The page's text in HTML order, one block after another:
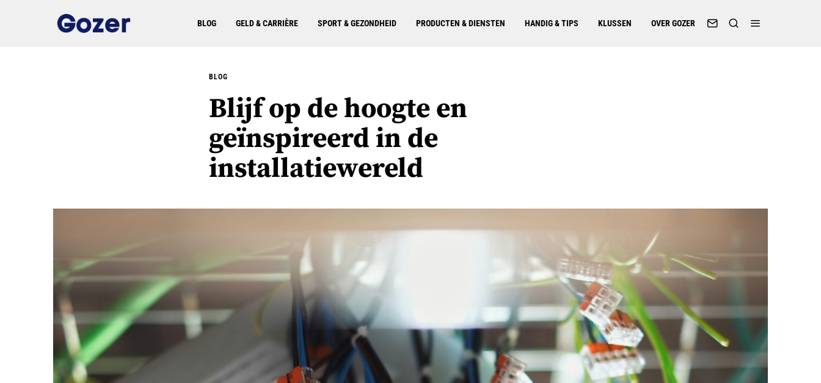
BLOG GELD & CARRIÈRE SPORT & GEZONDHEID PRODUCTEN & DIENSTEN HANDIG & TIPS KLUSSEN OVER GOZER
BLOG
Blijf op de hoogte en
geïnspireerd in de
installatiewereld